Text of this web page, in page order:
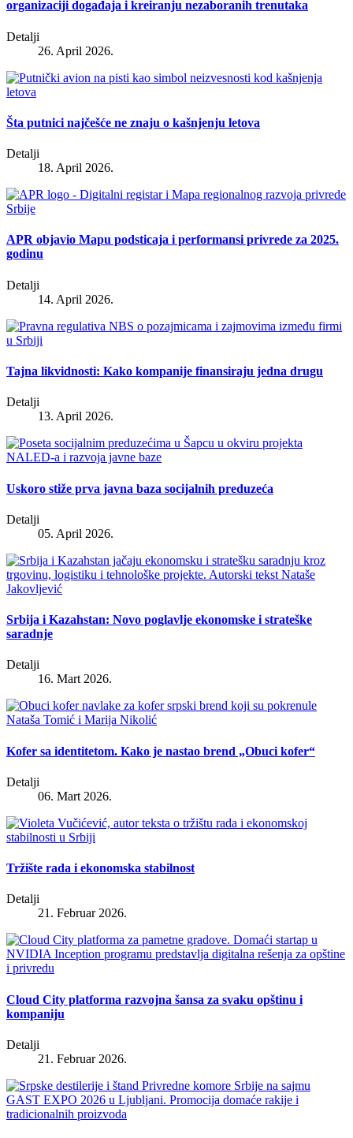
organizaciji događaja i kreiranju nezaboranih trenutaka
Detalji
26. April 2026.
Šta putnici najčešće ne znaju o kašnjenju letova
Detalji
18. April 2026.
APR objavio Mapu podsticaja i performansi privrede za 2025.
godinu
Detalji
14. April 2026.
Tajna likvidnosti: Kako kompanije finansiraju jedna drugu
Detalji
13. April 2026.
Uskoro stiže prva javna baza socijalnih preduzeća
Detalji
05. April 2026.
Srbija i Kazahstan: Novo poglavlje ekonomske i strateške
saradnje
Detalji
16. Mart 2026.
Kofer sa identitetom. Kako je nastao brend „Obuci kofer“
Detalji
06. Mart 2026.
Tržište rada i ekonomska stabilnost
Detalji
21. Februar 2026.
Cloud City platforma razvojna šansa za svaku opštinu i
kompaniju
Detalji
21. Februar 2026.